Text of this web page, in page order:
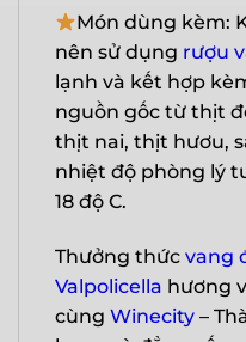
Món dùng kèm:
nên sử dụng rượu
lạnh và kết hợp
nguồn gốc từ thịt
thịt nai, thịt hươu,
nhiệt độ phòng lý
18 độ C.
Thưởng thức vang
Valpolicella hương
cùng Winecity –